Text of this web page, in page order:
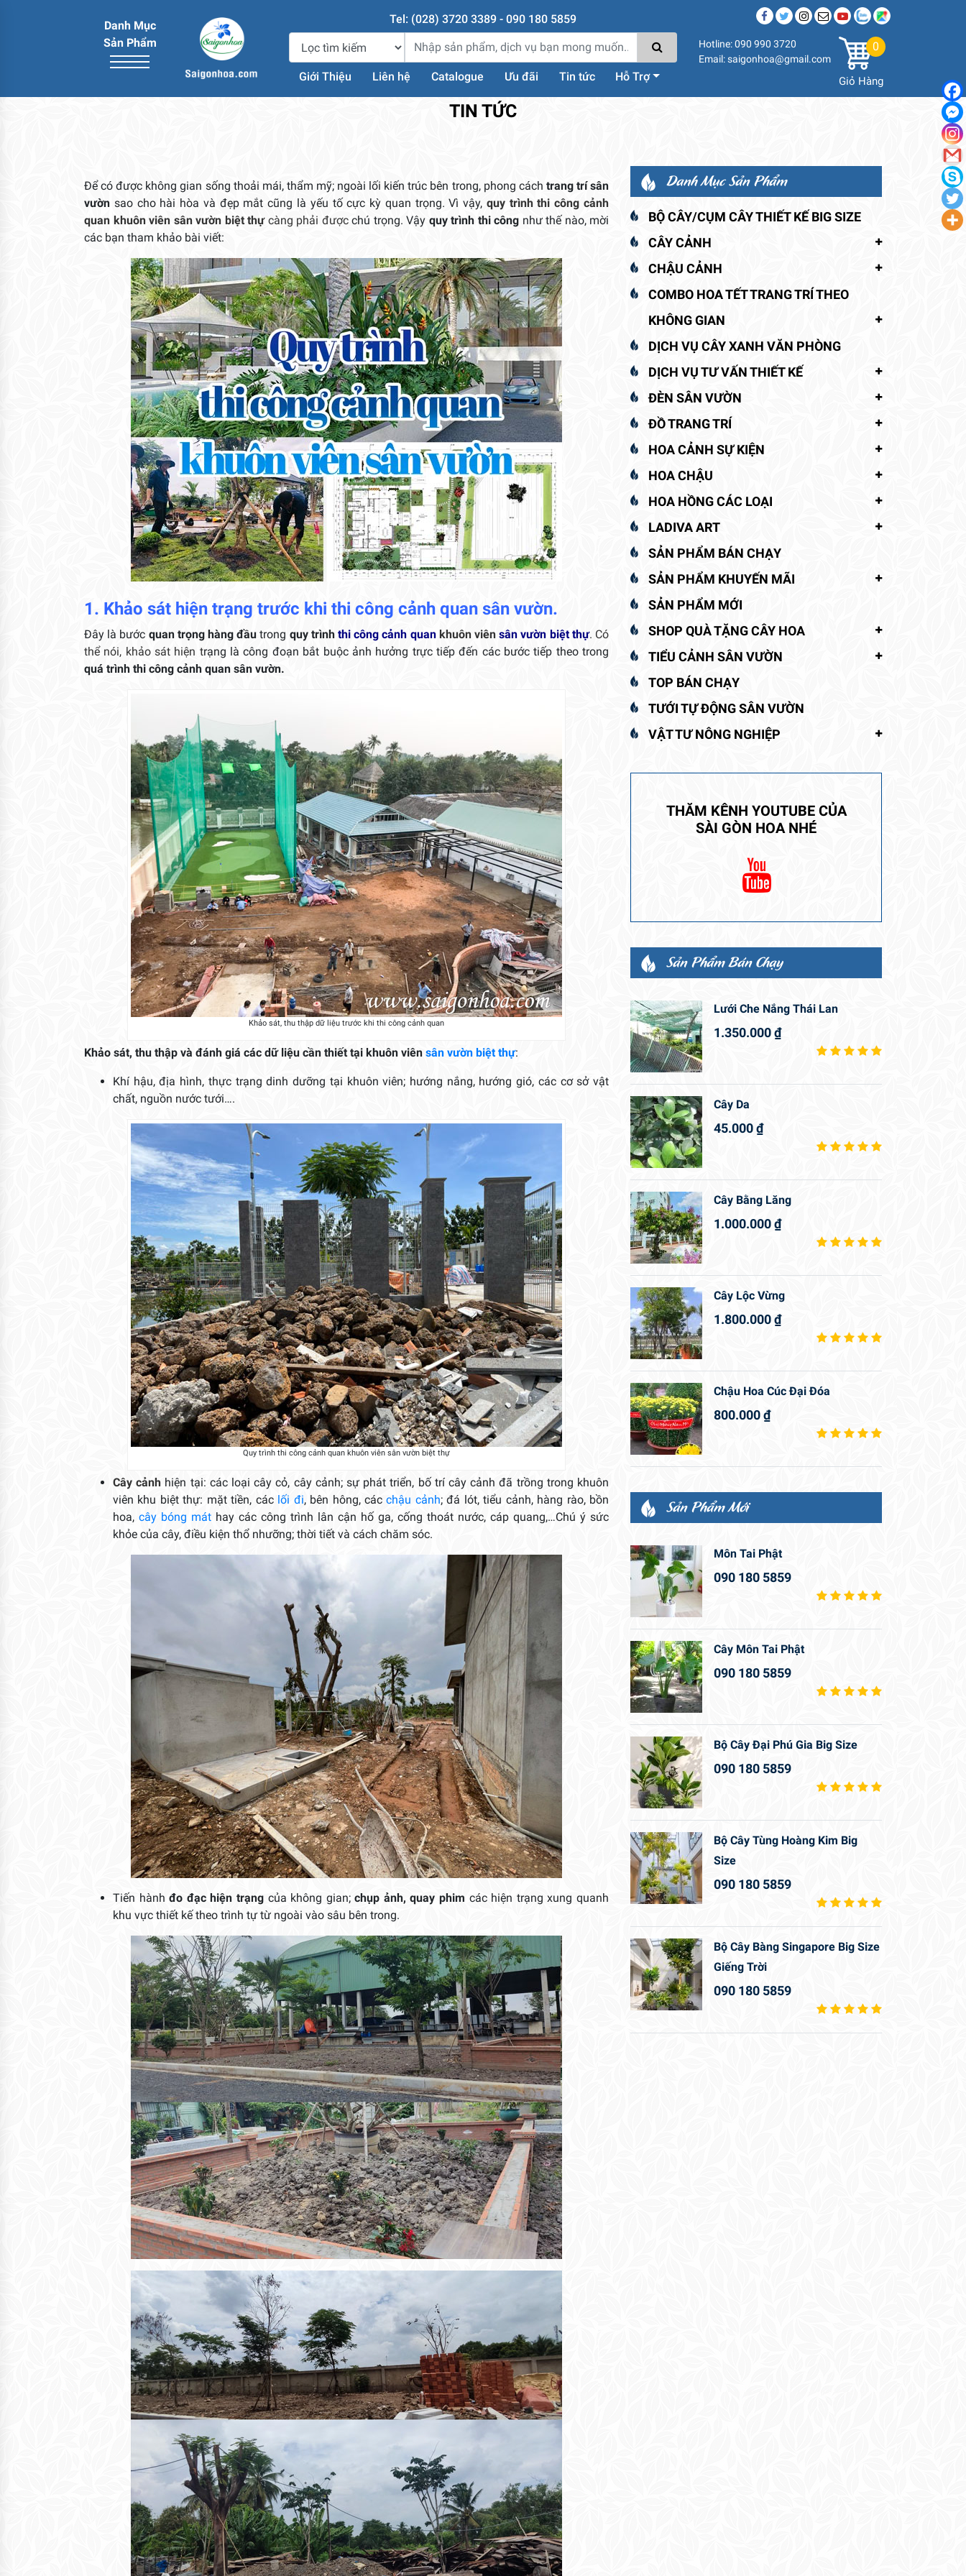
Danh Mục
Sản Phẩm
Tel: (028) 3720 3389 - 090 180 5859
Giới Thiệu Liên hệ Catalogue Ưu đãi Tin tức Hỗ Trợ
Hotline: 090 990 3720
Email: saigonhoa@gmail.com
0
Giỏ Hàng
TIN TỨC
Để có được không gian sống thoải mái, thẩm mỹ; ngoài lối kiến trúc bên trong, phong cách trang trí sân
vườn sao cho hài hòa và đẹp mắt cũng là yếu tố cực kỳ quan trọng. Vì vậy, quy trình thi công cảnh
quan khuôn viên sân vườn biệt thựcàng phải đượcchú trọng. Vậy quy trình thi công như thế nào, mời
các bạn tham khảo bài viết:
1. Khảo sát hiện trạng trước khi thi công cảnh quan sân vườn.
Đây là bước quan trọng hàng đầu trong quy trình thi công cảnh quan khuôn viên sân vườn biệt thự. Có
thể nói, khảo sát hiện trạng là công đoạn bắt buộc ảnh hưởng trực tiếp đến các bước tiếp theo trong
quá trình thi công cảnh quan sân vườn.
Khảo sát, thu thập dữ liệu trước khi thi công cảnh quan
Khảo sát, thu thập và đánh giá các dữ liệu cần thiết tại khuôn viên sân vườn biệt thự:
Khí hậu, địa hình, thực trạng dinh dưỡng tại khuôn viên; hướng nắng, hướng gió, các cơ sở vật
chất, nguồn nước tưới….
Quy trình thi công cảnh quan khuôn viên sân vườn biệt thự
Cây cảnh hiện tại: các loại cây cỏ, cây cảnh; sự phát triển, bố trí cây cảnh đã trồng trong khuôn
viên khu biệt thự: mặt tiền, các lối đi, bên hông, cácchậu cảnh; đá lót, tiểu cảnh, hàng rào, bồn
hoa, cây bóng mát hay các công trình lân cận hố ga, cống thoát nước, cáp quang,…Chú ý sức
khỏe của cây, điều kiện thổ nhưỡng; thời tiết và cách chăm sóc.
Tiến hànhđo đạc hiện trạngcủa không gian;chụp ảnh, quay phim các hiện trạng xung quanh
khu vực thiết kế theo trình tự từ ngoài vào sâu bên trong.
Danh Mục Sản Phẩm
BỘ CÂY/CỤM CÂY THIẾT KẾ BIG SIZE
CÂY CẢNH
CHẬU CẢNH
COMBO HOA TẾT TRANG TRÍ THEO
KHÔNG GIAN
DỊCH VỤ CÂY XANH VĂN PHÒNG
DỊCH VỤ TƯ VẤN THIẾT KẾ
ĐÈN SÂN VƯỜN
ĐỒ TRANG TRÍ
HOA CẢNH SỰ KIỆN
HOA CHẬU
HOA HỒNG CÁC LOẠI
LADIVA ART
SẢN PHẨM BÁN CHẠY
SẢN PHẨM KHUYẾN MÃI
SẢN PHẨM MỚI
SHOP QUÀ TẶNG CÂY HOA
TIỂU CẢNH SÂN VƯỜN
TOP BÁN CHẠY
TƯỚI TỰ ĐỘNG SÂN VƯỜN
VẬT TƯ NÔNG NGHIỆP
THĂM KÊNH YOUTUBE CỦA
SÀI GÒN HOA NHÉ
Sản Phẩm Bán Chạy
Lưới Che Nắng Thái Lan
1.350.000₫
Cây Da
45.000₫
Cây Bằng Lăng
1.000.000₫
Cây Lộc Vừng
1.800.000₫
Chậu Hoa Cúc Đại Đóa
800.000₫
Sản Phẩm Mới
Môn Tai Phật
090 180 5859
Cây Môn Tai Phật
090 180 5859
Bộ Cây Đại Phú Gia Big Size
090 180 5859
Bộ Cây Tùng Hoàng Kim Big
Size
090 180 5859
Bộ Cây Bàng Singapore Big Size
Giếng Trời
090 180 5859